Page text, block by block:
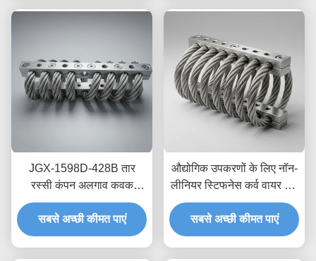
JGX-1598D-428B तार
रस्सी कंपन अलगाव कवक
रासायनिक धोने प्रतिरोधी
स्टेनलेस स्टील अलगाव माउंट
सबसे अच्छी कीमत पाएं
औद्योगिक उपकरणों के लिए नॉन-
लीनियर स्टिफनेस कर्व वायर रोप
आइसोलेटर JGX-2228D-
665B इको-फ्रेंडली ऑल-मेटल
माउंट
सबसे अच्छी कीमत पाएं